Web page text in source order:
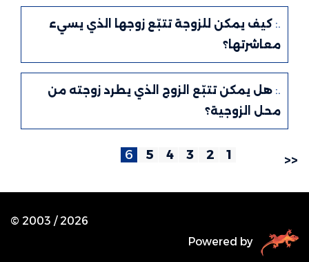
كيف يمكن للزوجة تتبّع زوجها الذي يسيء
معاشرتها؟
هل يمكن تتبّع الزوج الذي يطرد زوجته من
محل الزوجية؟
<<
© 2003 /2026
Powered by